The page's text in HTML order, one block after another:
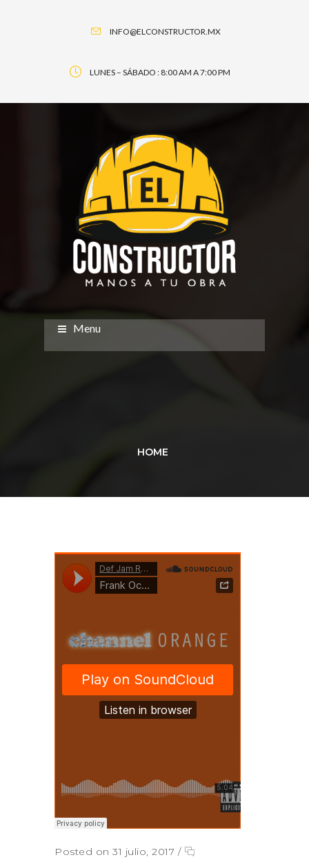
INFO@ELCONSTRUCTOR.MX
LUNES – SÁBADO : 8:00 AM A 7:00 PM
Menu
HOME
Posted on 31 julio, 2017 /